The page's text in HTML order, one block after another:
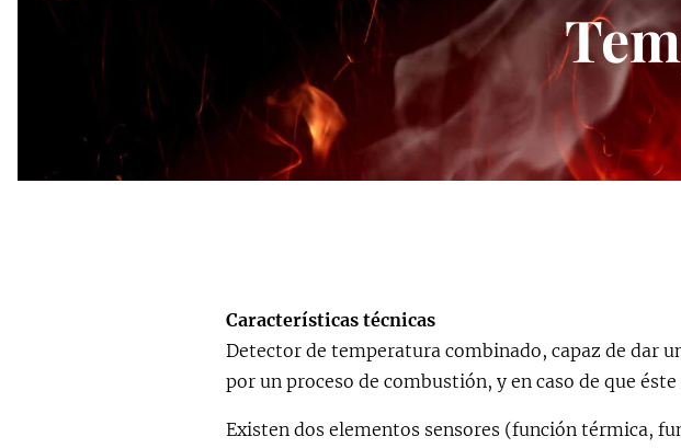
Características técnicas
Detector de temperatura combinado, capaz de dar
por un proceso de combustión, y en caso de que
Existen dos elementos sensores (función térmica,